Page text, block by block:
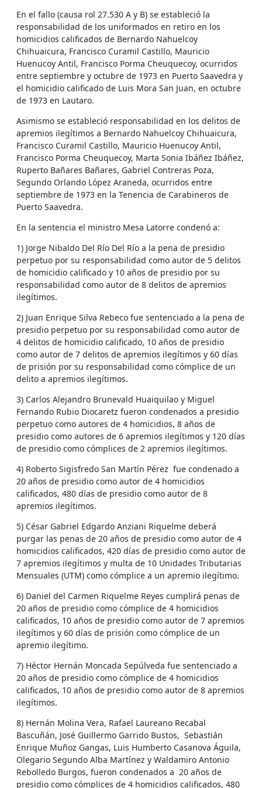
En el fallo (causa rol 27.530 A y B) se estableció la
responsabilidad de los uniformados en retiro en los
homicidios calificados de Bernardo Nahuelcoy
Chihuaicura, Francisco Curamil Castillo, Mauricio
Huenucoy Antil, Francisco Porma Cheuquecoy, ocurridos
entre septiembre y octubre de 1973 en Puerto Saavedra y
el homicidio calificado de Luis Mora San Juan, en octubre
de 1973 en Lautaro.
Asimismo se estableció responsabilidad en los delitos de
apremios ilegítimos a Bernardo Nahuelcoy Chihuaicura,
Francisco Curamil Castillo, Mauricio Huenucoy Antil,
Francisco Porma Cheuquecoy, Marta Sonia Ibáñez Ibáñez,
Ruperto Bañares Bañares, Gabriel Contreras Poza,
Segundo Orlando López Araneda, ocurridos entre
septiembre de 1973 en la Tenencia de Carabineros de
Puerto Saavedra.
En la sentencia el ministro Mesa Latorre condenó a:
1) Jorge Nibaldo Del Río Del Río a la pena de presidio
perpetuo por su responsabilidad como autor de 5 delitos
de homicidio calificado y 10 años de presidio por su
responsabilidad como autor de 8 delitos de apremios
ilegítimos.
2) Juan Enrique Silva Rebeco fue sentenciado a la pena de
presidio perpetuo por su responsabilidad como autor de
4 delitos de homicidio calificado, 10 años de presidio
como autor de 7 delitos de apremios ilegítimos y 60 días
de prisión por su responsabilidad como cómplice de un
delito a apremios ilegítimos.
3) Carlos Alejandro Brunevald Huaiquilao y Miguel
Fernando Rubio Diocaretz fueron condenados a presidio
perpetuo como autores de 4 homicidios, 8 años de
presidio como autores de 6 apremios ilegítimos y 120 días
de presidio como cómplices de 2 apremios ilegítimos.
4) Roberto Sigisfredo San Martín Pérez fue condenado a
20 años de presidio como autor de 4 homicidios
calificados, 480 días de presidio como autor de 8
apremios ilegítimos.
5) César Gabriel Edgardo Anziani Riquelme deberá
purgar las penas de 20 años de presidio como autor de 4
homicidios calificados, 420 días de presidio como autor de
7 apremios ilegítimos y multa de 10 Unidades Tributarias
Mensuales (UTM) como cómplice a un apremio ilegítimo.
6) Daniel del Carmen Riquelme Reyes cumplirá penas de
20 años de presidio como cómplice de 4 homicidios
calificados, 10 años de presidio como autor de 7 apremios
ilegítimos y 60 días de prisión como cómplice de un
apremio ilegítimo.
7) Héctor Hernán Moncada Sepúlveda fue sentenciado a
20 años de presidio como cómplice de 4 homicidios
calificados, 10 años de presidio como autor de 8 apremios
ilegítimos.
8) Hernán Molina Vera, Rafael Laureano Recabal
Bascuñán, José Guillermo Garrido Bustos, Sebastián
Enrique Muñoz Gangas, Luis Humberto Casanova Águila,
Olegario Segundo Alba Martínez y Waldamiro Antonio
Rebolledo Burgos, fueron condenados a 20 años de
presidio como cómplices de 4 homicidios calificados, 480